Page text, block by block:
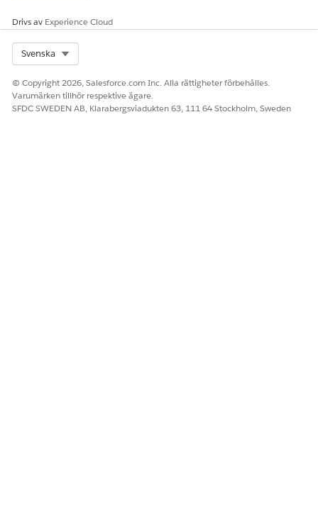
måste du byta namn på och justera vissa
standardobjektetiketter med CGCloud-etiketterna
(hanterade paket).
Drivs av Experience Cloud
Svenska
© Copyright 2026, Salesforce.com Inc. Alla rättigheter förbehålles.
Varumärken tillhör respektive ägare.
SFDC SWEDEN AB, Klarabergsviadukten 63, 111 64 Stockholm, Sweden